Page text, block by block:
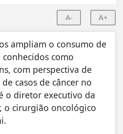
A- A+
ampliam o consumo de
como
com perspectiva de
casos de câncer no
o diretor executivo da
o cirurgião oncológico